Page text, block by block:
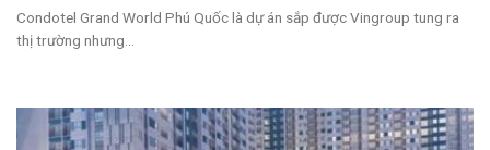
Condotel Grand World Phú Quốc là dự án sắp được Vingroup tung ra
thị trường nhưng...